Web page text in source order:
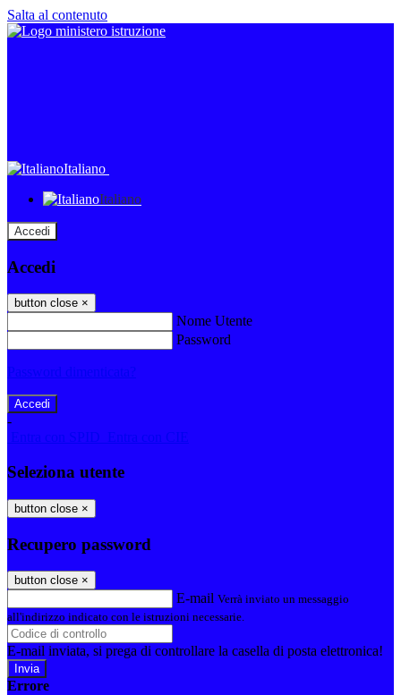
Salta al contenuto
Italiano
Italiano
Accedi
Accedi
button close ×
Nome Utente
Password
Password dimenticata?
-
Entra con SPID
Entra con CIE
Seleziona utente
button close ×
Recupero password
button close ×
E-mail Verrà inviato un messaggio
all'indirizzo indicato con le istruzioni necessarie.
E-mail inviata, si prega di controllare la casella di posta elettronica!
Errore